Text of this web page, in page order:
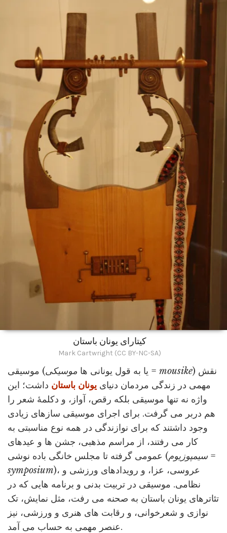
کیتارای یونان باستان
Mark Cartwright (CC BY-NC-SA)
موسیقی (یا به قول یونانی ها موسیکی = mousike) نقش
مهمی در زندگی مردمان دنیای یونان باستان داشت؛ این
واژه نه تنها موسیقی بلکه رقص، آواز، و دکلمۀ شعر را
هم دربر می گرفت. برای اجرای موسیقی سازهای زیادی
وجود داشتند که برای نوازندگی در همه نوع مناسبتی به
کار می رفتند، از مراسم مذهبی، جشن ها و عیدهای
عمومی گرفته تا مجلس خانگی باده نوشی (سیمپوزیوم =
symposium)، عروسی، عزا، و رویدادهای ورزشی و
نظامی. موسیقی در تربیت بدنی و برنامه هایی که در
تئاترهای یونان باستان به صحنه می رفت، مثل نمایش، تک
نوازی و شعرخوانی، و رقابت های هنری و ورزشی، نیز
عنصر مهمی به حساب می آمد.